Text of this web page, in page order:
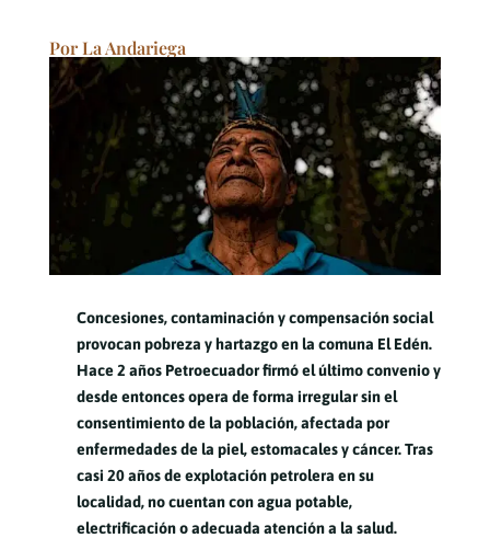
PorLa Andariega
Concesiones, contaminación y compensación social
provocan pobreza y hartazgo en la comuna El Edén.
Hace 2 años Petroecuador firmó el último convenio y
desde entonces opera de forma irregular sin el
consentimiento de la población, afectada por
enfermedades de la piel, estomacales y cáncer. Tras
casi 20 años de explotación petrolera en su
localidad, no cuentan con agua potable,
electrificación o adecuada atención a la salud.